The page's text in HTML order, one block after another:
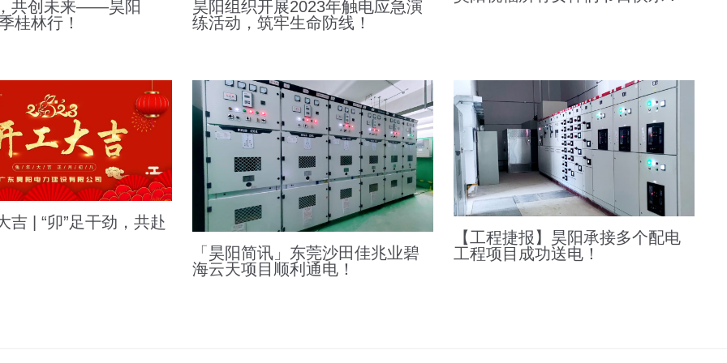
共创未来——昊阳
桂林行！
昊阳组织开展2023年触电应急演
练活动，筑牢生命防线！
吉 | “卯”足干劲，共赴
「昊阳简讯」东莞沙田佳兆业碧
海云天项目顺利通电！
【工程捷报】昊阳承接多个配电
工程项目成功送电！